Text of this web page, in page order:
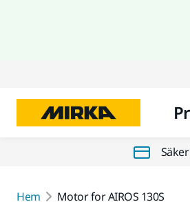
Hem Motor for AIROS 130S